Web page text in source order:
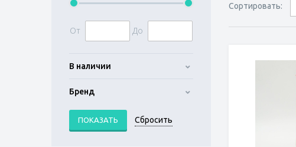
От До
В наличии
Бренд
Сортировать: